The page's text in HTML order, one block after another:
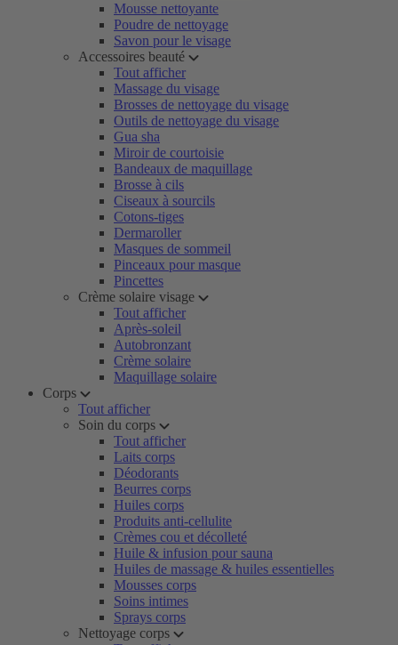
Mousse nettoyante
Poudre de nettoyage
Savon pour le visage
Accessoires beauté
Tout afficher
Massage du visage
Brosses de nettoyage du visage
Outils de nettoyage du visage
Gua sha
Miroir de courtoisie
Bandeaux de maquillage
Brosse à cils
Ciseaux à sourcils
Cotons-tiges
Dermaroller
Masques de sommeil
Pinceaux pour masque
Pincettes
Crème solaire visage
Tout afficher
Après-soleil
Autobronzant
Crème solaire
Maquillage solaire
Corps
Tout afficher
Soin du corps
Tout afficher
Laits corps
Déodorants
Beurres corps
Huiles corps
Produits anti-cellulite
Crèmes cou et décolleté
Huile & infusion pour sauna
Huiles de massage & huiles essentielles
Mousses corps
Soins intimes
Sprays corps
Nettoyage corps